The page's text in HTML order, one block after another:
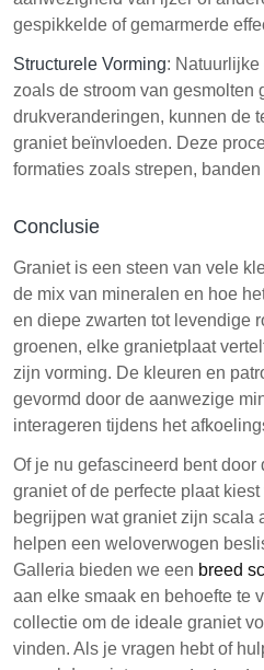
gespikkelde of gemarmerde
Structurele Vorming:
zoals de stroom van gesmolten
drukveranderingen, kunnen de
graniet beïnvloeden. Deze
formaties zoals strepen,
Conclusie
Graniet is een steen van vele
de mix van mineralen en hoe
en diepe zwarten tot levendige
groenen, elke granietplaat
zijn vorming. De kleuren en
gevormd door de aanwezige
interageren tijdens het
Of je nu gefascineerd bent door
graniet of de perfecte plaat
begrijpen wat graniet zijn scala
helpen een weloverwogen
Galleria bieden we een breed
aan elke smaak en behoefte te
collectie om de ideale graniet
vinden. Als je vragen hebt of